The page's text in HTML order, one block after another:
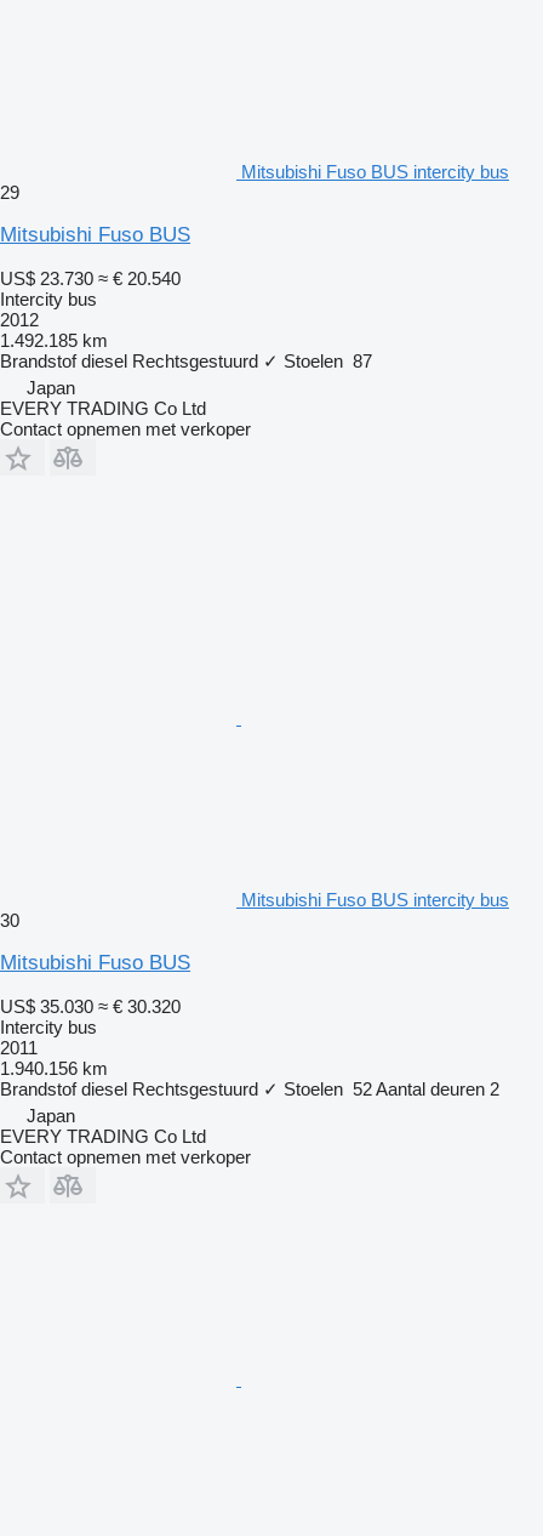
Mitsubishi Fuso BUS intercity bus
29
Mitsubishi Fuso BUS
US$ 23.730 ≈ € 20.540
Intercity bus
2012
1.492.185 km
Brandstof diesel Rechtsgestuurd ✓ Stoelen 87
Japan
EVERY TRADING Co Ltd
Contact opnemen met verkoper
Mitsubishi Fuso BUS intercity bus
30
Mitsubishi Fuso BUS
US$ 35.030 ≈ € 30.320
Intercity bus
2011
1.940.156 km
Brandstof diesel Rechtsgestuurd ✓ Stoelen 52Aantal deuren 2
Japan
EVERY TRADING Co Ltd
Contact opnemen met verkoper